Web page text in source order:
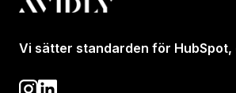
Vi sätter standarden för HubSpot,